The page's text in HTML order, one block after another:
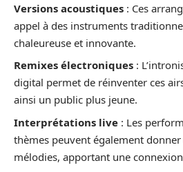
Versions acoustiques : Ces
appel à des instruments
chaleureuse et innovante.
Remixes électroniques :
digital permet de réinventer ces
ainsi un public plus jeune.
Interprétations live : Les
thèmes peuvent également
mélodies, apportant une